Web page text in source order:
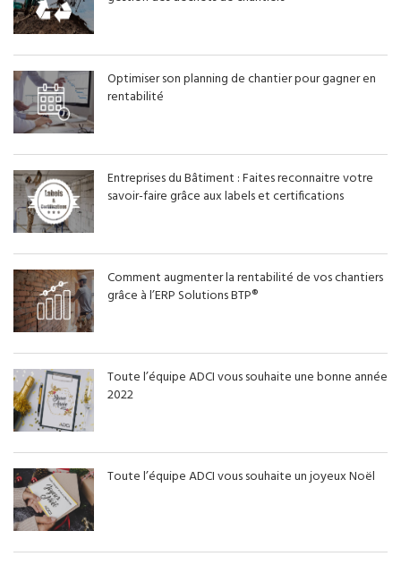
Optimiser son planning de chantier pour gagner en
rentabilité
Entreprises du Bâtiment : Faites reconnaitre votre
savoir-faire grâce aux labels et certifications
Comment augmenter la rentabilité de vos chantiers
grâce à l’ERP Solutions BTP®
Toute l’équipe ADCI vous souhaite une bonne année
2022
Toute l’équipe ADCI vous souhaite un joyeux Noël